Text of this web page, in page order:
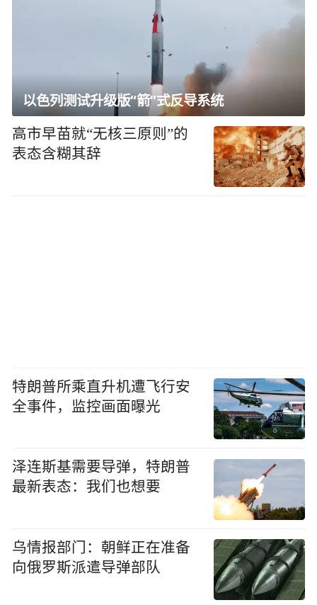
以色列测试升级版“箭”式反导系统
高市早苗就“无核三原则”的
表态含糊其辞
特朗普所乘直升机遭飞行安
全事件，监控画面曝光
泽连斯基需要导弹，特朗普
最新表态：我们也想要
乌情报部门：朝鲜正在准备
向俄罗斯派遣导弹部队